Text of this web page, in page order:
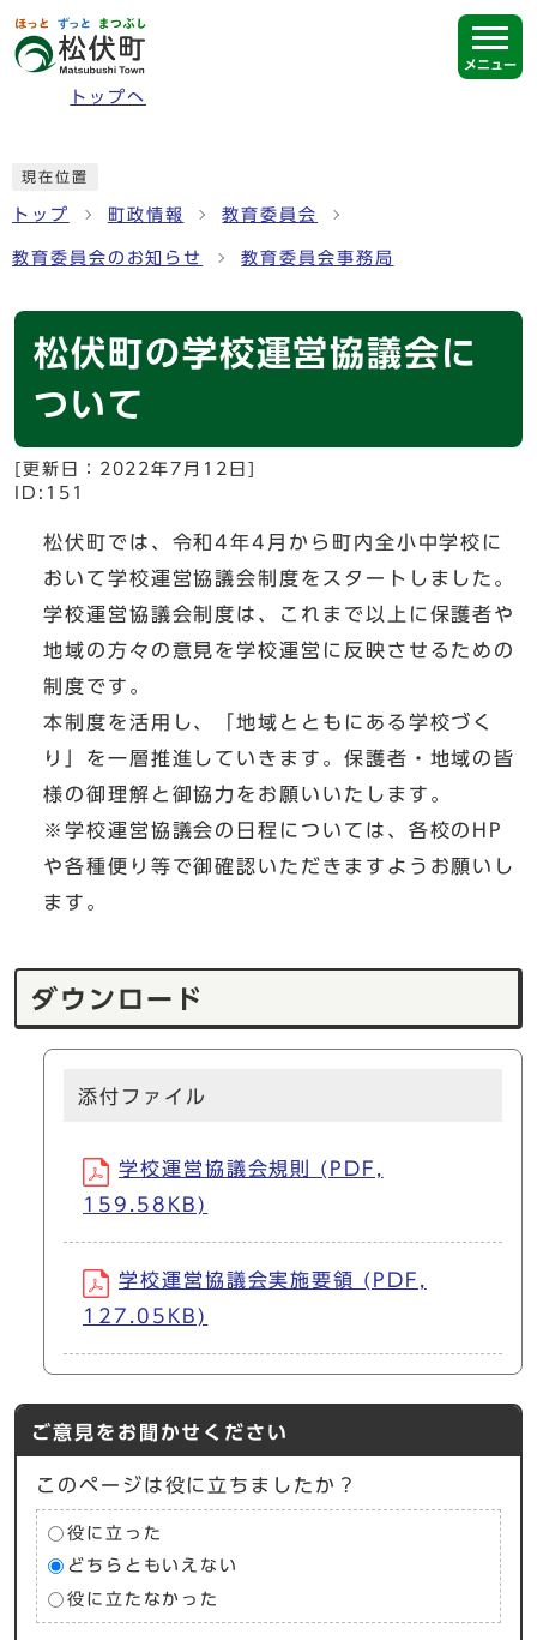
ページの先頭です
トップへ
メニュー
現在位置
トップ 町政情報 教育委員会
教育委員会のお知らせ 教育委員会事務局
松伏町の学校運営協議会に
ついて
[更新日： 2022年7月12日
ID:151
松伏町では、令和4年4月から町内全小中学校に
おいて学校運営協議会制度をスタートしました。
学校運営協議会制度は、これまで以上に保護者や
地域の方々の意見を学校運営に反映させるための
制度です。
本制度を活用し、「地域とともにある学校づく
り」を一層推進していきます。保護者・地域の皆
様の御理解と御協力をお願いいたします。
※学校運営協議会の日程については、各校のHP
や各種便り等で御確認いただきますようお願いし
ます。
ダウンロード
添付ファイル
学校運営協議会規則 (PDF,
159.58KB)
学校運営協議会実施要領 (PDF,
127.05KB)
ご意見をお聞かせください
このページは役に立ちましたか？
役に立った
どちらともいえない
役に立たなかった